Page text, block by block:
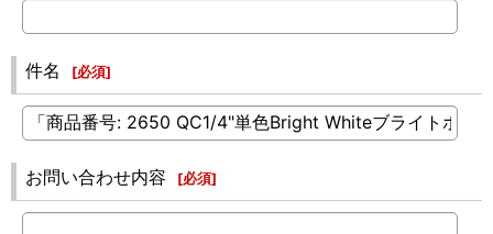
件名 [必須]
お問い合わせ内容 [必須]